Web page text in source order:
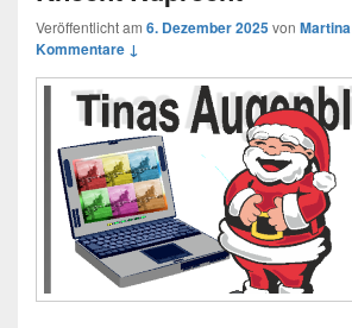
Veröffentlicht am 6. Dezember 2025von Martina
Kommentare ↓